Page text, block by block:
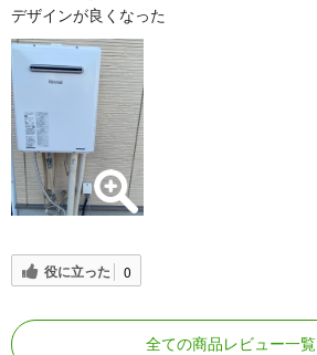
デザインが良くなった
役に立った 0
全ての商品レビュー一覧